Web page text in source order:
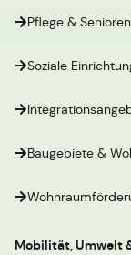
Pflege &
Soziale
Baugebiete &
Mobilität, Umwelt